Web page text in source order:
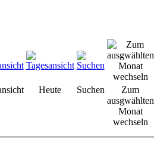
Heute Suchen
Zum
ausgwählten
Monat
wechseln